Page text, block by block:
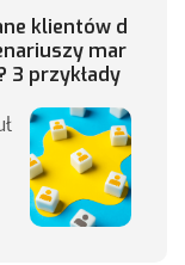
klientów d
mar
3 przykłady